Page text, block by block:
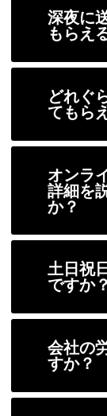
深夜に
もらえ
どれぐ
てもら
オンラ
詳細を
か？
土日祝
ですか？
会社の
すか？